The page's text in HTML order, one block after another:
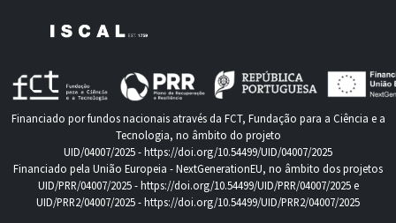
Financiado por fundos nacionais através da FCT, Fundação para a Ciência e a
Tecnologia, no âmbito do projeto
UID/04007/2025 -https://doi.org/10.54499/UID/04007/2025
Financiado pela União Europeia - NextGenerationEU, no âmbito dos projetos
UID/PRR/04007/2025 -https://doi.org/10.54499/UID/PRR/04007/2025e
UID/PRR2/04007/2025 -https://doi.org/10.54499/UID/PRR2/04007/2025